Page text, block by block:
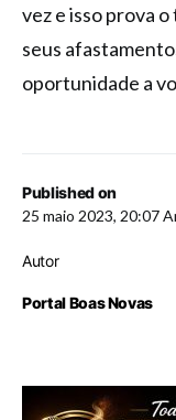
Published on
25 maio 2023, 20:07
Autor
Portal Boas Novas
vez e isso prova
seus
oportunidade a